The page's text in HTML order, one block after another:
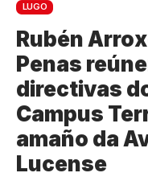
LUGO
Rubén
Penas
directivas
Campus
amaño da
Lucense